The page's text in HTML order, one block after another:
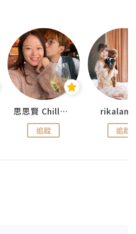
思思賢 ChillMyBabe
追蹤 追蹤